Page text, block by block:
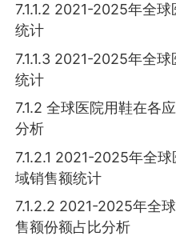
7.1.1.2 2021-2025年全
统计
7.1.1.3 2021-2025年全
统计
7.1.2 全球医院用鞋在各
分析
7.1.2.1 2021-2025年全
域销售额统计
7.1.2.2 2021-2025年全
售额份额占比分析